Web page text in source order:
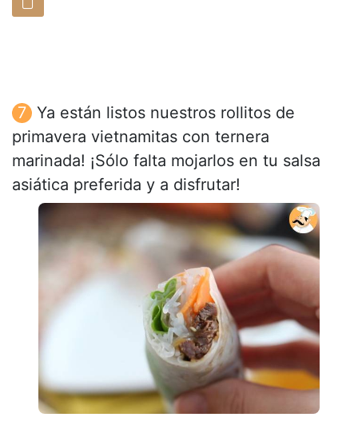
Ya están listos nuestros rollitos de
primavera vietnamitas con ternera
marinada! ¡Sólo falta mojarlos en tu salsa
asiática preferida y a disfrutar!